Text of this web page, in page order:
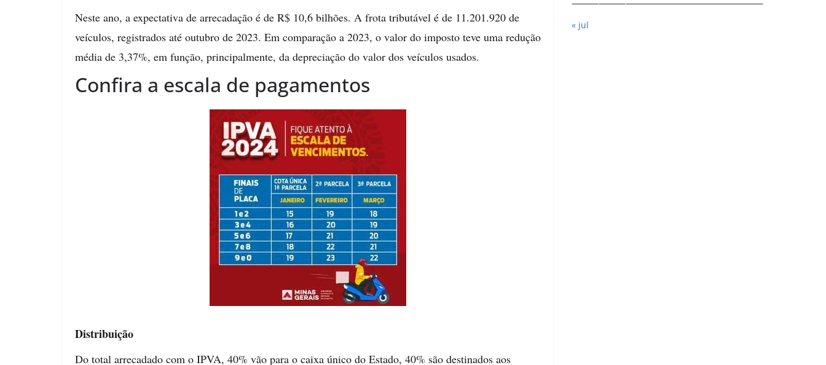
Neste ano, a expectativa de arrecadação é de R$ 10,6 bilhões. A frota tributável é de 11.201.920 de
veículos, registrados até outubro de 2023. Em comparação a 2023, o valor do imposto teve uma redução
média de 3,37%, em função, principalmente, da depreciação do valor dos veículos usados.
Confira a escala de pagamentos
Distribuição
Do total arrecadado com o IPVA, 40% vão para o caixa único do Estado, 40% são destinados aos
« jul